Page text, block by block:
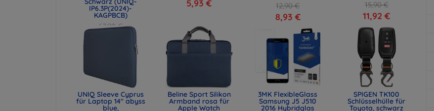
IP6.3P(2024)-
KAGPBCB)
67,90 €
5,93 €
UNIQ Sleeve Cyprus
für Laptop 14" abyss
blue,
Beline Sport Silikon
Armband rosa für
Apple Watch
12,90 €
8,93 €
15,90 €
11,92 €
3MK FlexibleGlass
Samsung J5 J510
2016 Hybridglas
SPIGEN TK100
Schlüsselhülle für
Toyota, schwarz